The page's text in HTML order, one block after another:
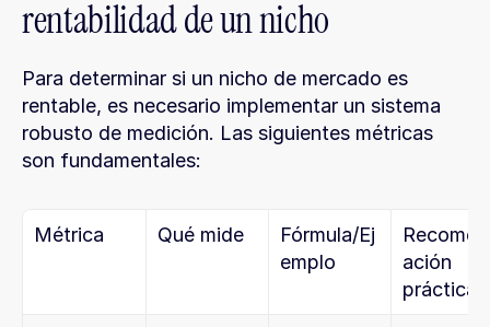
rentabilidad de un nicho
Para determinar si un nicho de mercado es
rentable, es necesario implementar un sistema
robusto de medición. Las siguientes métricas
son fundamentales:
Métrica Qué mide
Fórmula/Ej
emplo
ación
práctica